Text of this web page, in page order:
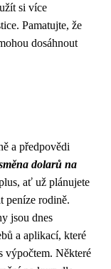
si více
Pamatujte, že
dosáhnout
a předpovědi
dolarů na
ať už plánujete
peníze rodině.
jsou dnes
a aplikací, které
výpočtem. Některé